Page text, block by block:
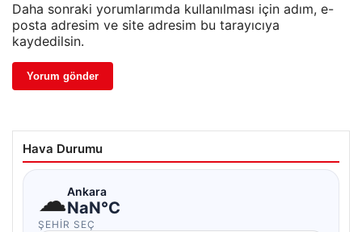
Daha sonraki yorumlarımda kullanılması için adım, e-
posta adresim ve site adresim bu tarayıcıya
kaydedilsin.
Hava Durumu
☁Ankara
NaN°C
ŞEHIR SEÇ